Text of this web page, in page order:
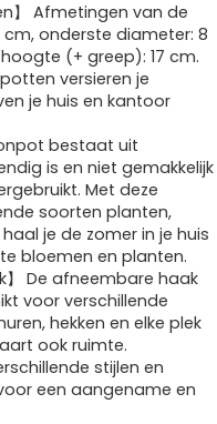
】 Afmetingen van de
onderste diameter: 8
(+ greep): 17 cm.
versieren je
je huis en kantoor
bestaat uit
is en niet gemakkelijk
Met deze
soorten planten,
je de zomer in je huis
bloemen en planten.
De afneembare haak
voor verschillende
hekken en elke plek
ook ruimte.
stijlen en
een aangename en